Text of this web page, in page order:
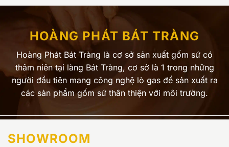
HOÀNG PHÁT BÁT TRÀNG
Hoàng Phát Bát Tràng là cơ sở sản xuất gốm sứ có
thâm niên tại làng Bát Tràng, cơ sở là 1 trong những
người đầu tiên mang công nghệ lò gas để sản xuất ra
các sản phẩm gốm sứ thân thiện với môi trường.
SHOWROOM